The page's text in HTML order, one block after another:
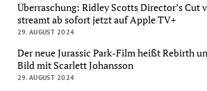
Überraschung: Ridley Scotts Director’s Cut
streamt ab sofort jetzt auf Apple TV+
29. AUGUST 2024
Der neue Jurassic Park-Film heißt Rebirth
Bild mit Scarlett Johansson
29. AUGUST 2024